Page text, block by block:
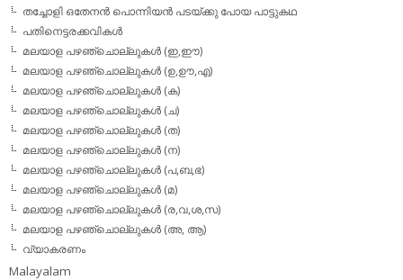
തച്ചോളി ഒതേനൻ പൊന്നിയൻ പടയ്‌ക്കു പോയ പാട്ടുകഥ
പതിനെട്ടരക്കവികള്‍
മലയാള പഴഞ്ചൊല്ലുകള്‍ (ഇ,ഈ)
മലയാള പഴഞ്ചൊല്ലുകള്‍ (ഉ,ഊ,എ)
മലയാള പഴഞ്ചൊല്ലുകള്‍ (ക)
മലയാള പഴഞ്ചൊല്ലുകള്‍ (ച)
മലയാള പഴഞ്ചൊല്ലുകള്‍ (ത)
മലയാള പഴഞ്ചൊല്ലുകള്‍ (ന)
മലയാള പഴഞ്ചൊല്ലുകള്‍ (പ,ബ,ഭ)
മലയാള പഴഞ്ചൊല്ലുകള്‍ (മ)
മലയാള പഴഞ്ചൊല്ലുകള്‍ (ര,വ,ശ,സ)
മലയാള പഴഞ്ചൊല്ലുകൾ (അ, ആ)
വ്യാകരണം
Malayalam